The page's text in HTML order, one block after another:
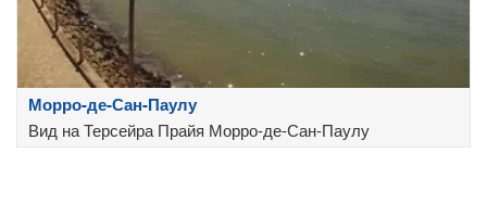
Морро-де-Сан-Паулу
Вид на Терсейра Прайя Морро-де-Сан-Паулу